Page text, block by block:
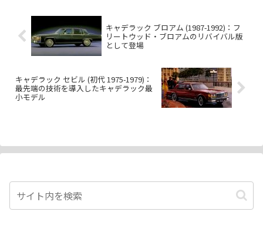
キャデラック ブロアム (1987-1992)：フ
リートウッド・ブロアムのリバイバル版
として登場
キャデラック セビル (初代 1975-1979)：
最先端の技術を導入したキャデラック最
小モデル